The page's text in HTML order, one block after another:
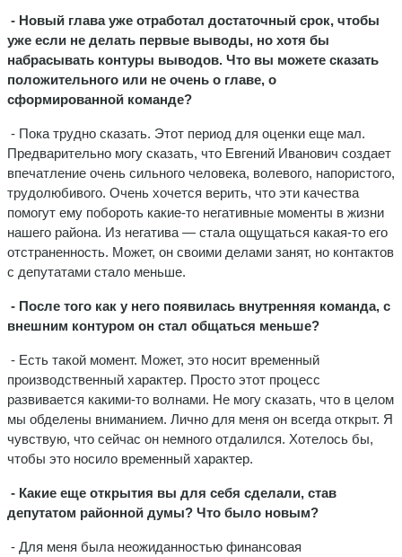
- Новый глава уже отработал достаточный срок, чтобы
уже если не делать первые выводы, но хотя бы
набрасывать контуры выводов. Что вы можете сказать
положительного или не очень о главе, о
сформированной команде?
- Пока трудно сказать. Этот период для оценки еще мал.
Предварительно могу сказать, что Евгений Иванович создает
впечатление очень сильного человека, волевого, напористого,
трудолюбивого. Очень хочется верить, что эти качества
помогут ему побороть какие-то негативные моменты в жизни
нашего района. Из негатива — стала ощущаться какая-то его
отстраненность. Может, он своими делами занят, но контактов
с депутатами стало меньше.
- После того как у него появилась внутренняя команда, с
внешним контуром он стал общаться меньше?
- Есть такой момент. Может, это носит временный
производственный характер. Просто этот процесс
развивается какими-то волнами. Не могу сказать, что в целом
мы обделены вниманием. Лично для меня он всегда открыт. Я
чувствую, что сейчас он немного отдалился. Хотелось бы,
чтобы это носило временный характер.
- Какие еще открытия вы для себя сделали, став
депутатом районной думы? Что было новым?
- Для меня была неожиданностью финансовая